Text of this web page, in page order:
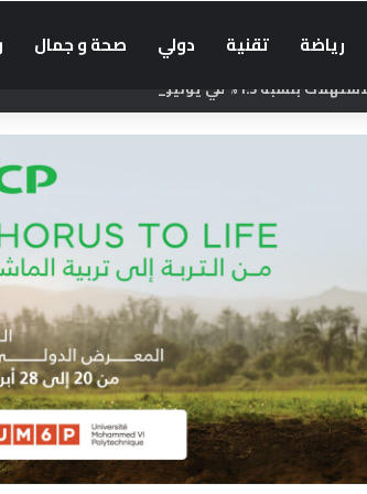
رياضة تقنية دولي صحة و جمال
1.3% في يونيو